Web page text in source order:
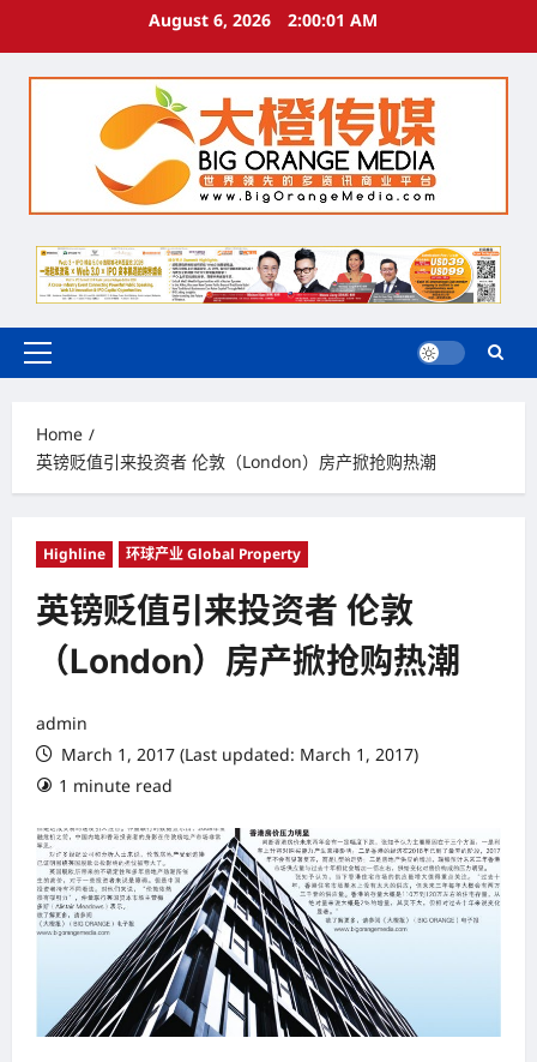
August 6, 2026 2:00:02 AM
Primary
Home
英镑贬值引来投资者 伦敦（London）房产掀抢购热潮
Highline 环球产业 Global Property
英镑贬值引来投资者 伦敦
（London）房产掀抢购热潮
admin
March 1, 2017 (Last updated: March 1, 2017)
1 minute read